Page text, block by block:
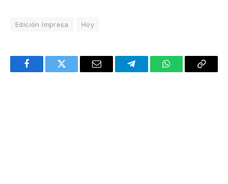
Edición Impresa Hoy
FacebookTwitter Email TelegramWhatsAppCopy